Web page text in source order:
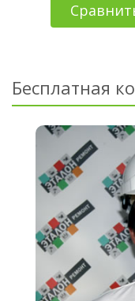
Бесплатная